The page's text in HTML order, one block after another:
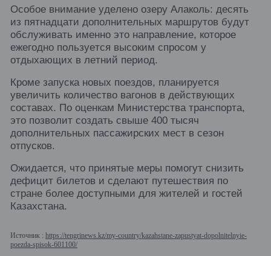
Особое внимание уделено озеру Алаколь: десять
из пятнадцати дополнительных маршрутов будут
обслуживать именно это направление, которое
ежегодно пользуется высоким спросом у
отдыхающих в летний период.
Кроме запуска новых поездов, планируется
увеличить количество вагонов в действующих
составах. По оценкам Министерства транспорта,
это позволит создать свыше 400 тысяч
дополнительных пассажирских мест в сезон
отпусков.
Ожидается, что принятые меры помогут снизить
дефицит билетов и сделают путешествия по
стране более доступными для жителей и гостей
Казахстана.
Источник : https://tengrinews.kz/my-country/kazahstane-zapustyat-dopolnitelnyie-
poezda-spisok-601100/